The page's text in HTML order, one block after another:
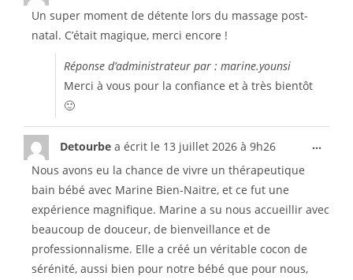
Un super moment de détente lors du massage post-
natal. C’était magique, merci encore !
Réponse d’administrateur par : marine.younsi
Merci à vous pour la confiance et à très bientôt
🙂
Detourbe a écrit le 13 juillet 2026 à 9h26
Nous avons eu la chance de vivre un thérapeutique
bain bébé avec Marine Bien-Naitre, et ce fut une
expérience magnifique. Marine a su nous accueillir avec
beaucoup de douceur, de bienveillance et de
professionnalisme. Elle a créé un véritable cocon de
sérénité, aussi bien pour notre bébé que pour nous,
...